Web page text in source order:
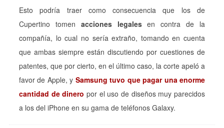
Esto podría traer como consecuencia que los de
Cupertino tomen acciones legalesen contra de la
compañía, lo cual no sería extraño, tomando en cuenta
que ambas siempre están discutiendo por cuestiones de
patentes, que por cierto, en el último caso, la corte apeló a
favor de Apple, y Samsung tuvo que pagar una enorme
cantidad de dinero por el uso de diseños muy parecidos
a los del iPhone en su gama de teléfonos Galaxy.